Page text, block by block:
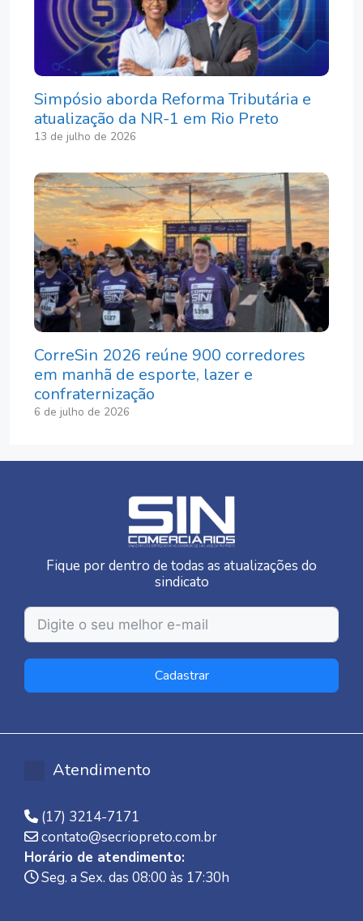
Simpósio aborda Reforma Tributária e
atualização da NR-1 em Rio Preto
13 de julho de 2026
CorreSin 2026 reúne 900 corredores
em manhã de esporte, lazer e
confraternização
6 de julho de 2026
Fique por dentro de todas as atualizações do
sindicato
Cadastrar
Atendimento
(17) 3214-7171
contato@secriopreto.com.br
Horário de atendimento:
Seg. a Sex. das 08:00 às 17:30h